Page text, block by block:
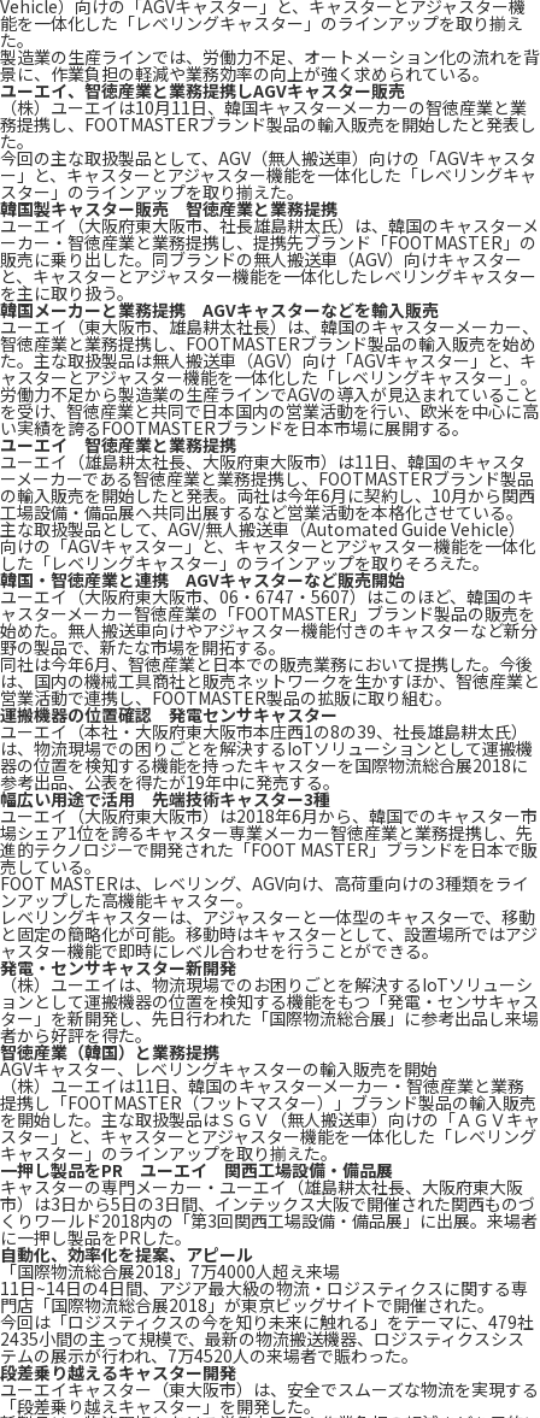
Vehicle）向けの「AGVキャスター」と、キャスターとアジャスター機
能を一体化した「レベリングキャスター」のラインアップを取り揃え
た。
製造業の生産ラインでは、労働力不足、オートメーション化の流れを背
景に、作業負担の軽減や業務効率の向上が強く求められている。
ユーエイ、智徳産業と業務提携しAGVキャスター販売
（株）ユーエイは10月11日、韓国キャスターメーカーの智徳産業と業
務提携し、FOOTMASTERブランド製品の輸入販売を開始したと発表し
た。
今回の主な取扱製品として、AGV（無人搬送車）向けの「AGVキャスタ
ー」と、キャスターとアジャスター機能を一体化した「レベリングキャ
スター」のラインアップを取り揃えた。
韓国製キャスター販売 智徳産業と業務提携
ユーエイ（大阪府東大阪市、社長雄島耕太氏）は、韓国のキャスターメ
ーカー・智徳産業と業務提携し、提携先ブランド「FOOTMASTER」の
販売に乗り出した。同ブランドの無人搬送車（AGV）向けキャスター
と、キャスターとアジャスター機能を一体化したレベリングキャスター
を主に取り扱う。
韓国メーカーと業務提携 AGVキャスターなどを輸入販売
ユーエイ（東大阪市、雄島耕太社長）は、韓国のキャスターメーカー、
智徳産業と業務提携し、FOOTMASTERブランド製品の輸入販売を始め
た。主な取扱製品は無人搬送車（AGV）向け「AGVキャスター」と、キ
ャスターとアジャスター機能を一体化した「レベリングキャスター」。
労働力不足から製造業の生産ラインでAGVの導入が見込まれていること
を受け、智徳産業と共同で日本国内の営業活動を行い、欧米を中心に高
い実績を誇るFOOTMASTERブランドを日本市場に展開する。
ユーエイ 智徳産業と業務提携
ユーエイ（雄島耕太社長、大阪府東大阪市）は11日、韓国のキャスタ
ーメーカーである智徳産業と業務提携し、FOOTMASTERブランド製品
の輸入販売を開始したと発表。両社は今年6月に契約し、10月から関西
工場設備・備品展へ共同出展するなど営業活動を本格化させている。
主な取扱製品として、AGV/無人搬送車（Automated Guide Vehicle）
向けの「AGVキャスター」と、キャスターとアジャスター機能を一体化
した「レベリングキャスター」のラインアップを取りそろえた。
韓国・智徳産業と連携 AGVキャスターなど販売開始
ユーエイ（大阪府東大阪市、06・6747・5607）はこのほど、韓国のキ
ャスターメーカー智徳産業の「FOOTMASTER」ブランド製品の販売を
始めた。無人搬送車向けやアジャスター機能付きのキャスターなど新分
野の製品で、新たな市場を開拓する。
同社は今年6月、智徳産業と日本での販売業務において提携した。今後
は、国内の機械工具商社と販売ネットワークを生かすほか、智徳産業と
営業活動で連携し、FOOTMASTER製品の拡販に取り組む。
運搬機器の位置確認 発電センサキャスター
ユーエイ（本社・大阪府東大阪市本庄西1の8の39、社長雄島耕太氏）
は、物流現場での困りごとを解決するIoTソリューションとして運搬機
器の位置を検知する機能を持ったキャスターを国際物流総合展2018に
参考出品、公表を得たが19年中に発売する。
幅広い用途で活用 先端技術キャスター3種
ユーエイ（大阪府東大阪市）は2018年6月から、韓国でのキャスター市
場シェア1位を誇るキャスター専業メーカー智徳産業と業務提携し、先
進的テクノロジーで開発された「FOOT MASTER」ブランドを日本で販
売している。
FOOT MASTERは、レベリング、AGV向け、高荷重向けの3種類をライ
ンアップした高機能キャスター。
レベリングキャスターは、アジャスターと一体型のキャスターで、移動
と固定の簡略化が可能。移動時はキャスターとして、設置場所ではアジ
ャスター機能で即時にレベル合わせを行うことができる。
発電・センサキャスター新開発
（株）ユーエイは、物流現場でのお困りごとを解決するIoTソリューシ
ョンとして運搬機器の位置を検知する機能をもつ「発電・センサキャス
ター」を新開発し、先日行われた「国際物流総合展」に参考出品し来場
者から好評を得た。
智徳産業（韓国）と業務提携
AGVキャスター、レベリングキャスターの輸入販売を開始
（株）ユーエイは11日、韓国のキャスターメーカー・智徳産業と業務
提携し「FOOTMASTER（フットマスター）」ブランド製品の輸入販売
を開始した。主な取扱製品はＳＧＶ（無人搬送車）向けの「ＡＧＶキャ
スター」と、キャスターとアジャスター機能を一体化した「レベリング
キャスター」のラインアップを取り揃えた。
一押し製品をPR ユーエイ 関西工場設備・備品展
キャスターの専門メーカー・ユーエイ（雄島耕太社長、大阪府東大阪
市）は3日から5日の3日間、インテックス大阪で開催された関西ものづ
くりワールド2018内の「第3回関西工場設備・備品展」に出展。来場者
に一押し製品をPRした。
自動化、効率化を提案、アピール
「国際物流総合展2018」7万4000人超え来場
11日~14日の4日間、アジア最大級の物流・ロジスティクスに関する専
門店「国際物流総合展2018」が東京ビッグサイトで開催された。
今回は「ロジスティクスの今を知り未来に触れる」をテーマに、479社
2435小間の主って規模で、最新の物流搬送機器、ロジスティクスシス
テムの展示が行われ、7万4520人の来場者で賑わった。
段差乗り越えるキャスター開発
ユーエイキャスター（東大阪市）は、安全でスムーズな物流を実現する
「段差乗り越えキャスター」を開発した。